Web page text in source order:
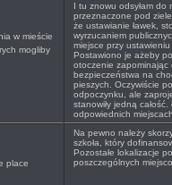
w mieście
mogliby
I tu znowu odsyłam do
przeznaczone pod
że ustawianie ławek,
wyrzucaniem
miejsce przy
Postawiono je ażeby
otoczenie zapominając
bezpieczeństwa na
pieszych. Oczywiście
odpoczynku, ale
stanowiły jedną
odpowiednich
place
Na pewno należy
szkoła, który
Pozostałe lokalizacje
poszczególnych